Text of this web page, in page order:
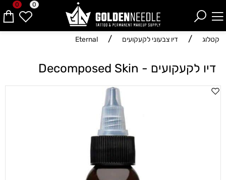
0 0
קטלוג / דיו צבעוני לקעקועים /
Eternal
דיו לקעקועים - Decomposed Skin